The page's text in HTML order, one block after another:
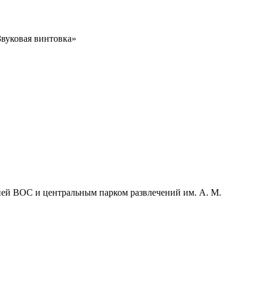
винтовка»
ВОС и центральным парком развлечений им. А. М.